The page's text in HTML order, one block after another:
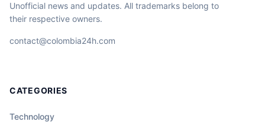
Unofficial news and updates. All trademarks belong to
their respective owners.
contact@colombia24h.com
CATEGORIES
Technology